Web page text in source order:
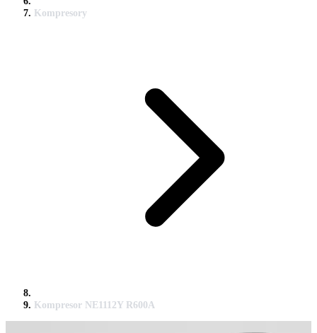
Kompresory
Kompresor NE1112Y R600A